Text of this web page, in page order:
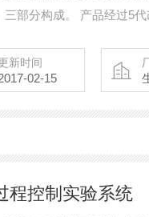
5代改进，包括MCG30高级过程控制系统，MCG30-II型
从而形成MCG30FF、
新时间
02-15
程控制实验系统